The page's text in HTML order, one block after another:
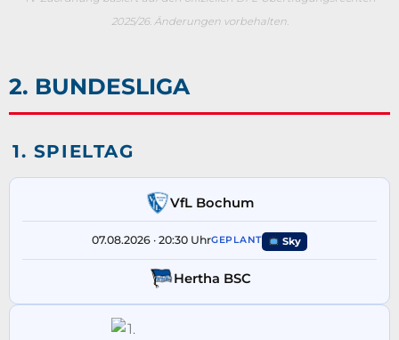
2025/26. Änderungen vorbehalten.
2. BUNDESLIGA
1. SPIELTAG
VfL Bochum
07.08.2026 · 20:30 UhrGEPLANT Sky
Hertha BSC